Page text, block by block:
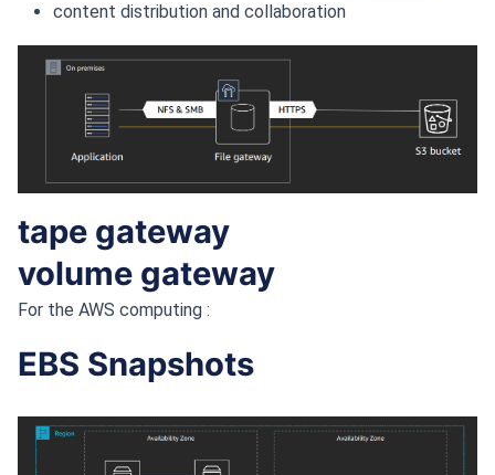
content distribution and collaboration
tape gateway
volume gateway
For the AWS computing :
EBS Snapshots